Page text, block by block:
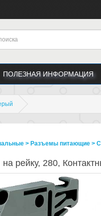
ПОЛЕЗНАЯ ИНФОРМАЦИЯ
> Разъeмы питающие >
рейку, 280,